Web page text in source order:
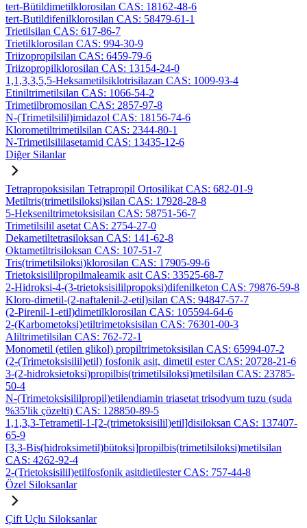
tert-Bütildimetilklorosilan CAS: 18162-48-6
tert-Butildifenilklorosilan CAS: 58479-61-1
Trietilsilan CAS: 617-86-7
Trietilklorosilan CAS: 994-30-9
Triizopropilsilan CAS: 6459-79-6
Triizopropilklorosilan CAS: 13154-24-0
1,1,3,3,5,5-Heksametilsiklotrisilazan CAS: 1009-93-4
Etiniltrimetilsilan CAS: 1066-54-2
Trimetilbromosilan CAS: 2857-97-8
N-(Trimetilsilil)imidazol CAS: 18156-74-6
Klorometiltrimetilsilan CAS: 2344-80-1
N-Trimetilsililasetamid CAS: 13435-12-6
Diğer Silanlar
Tetrapropoksisilan Tetrapropil Ortosilikat CAS: 682-01-9
Metiltris(trimetilsiloksi)silan CAS: 17928-28-8
5-Hekseniltrimetoksisilan CAS: 58751-56-7
Trimetilsilil asetat CAS: 2754-27-0
Dekametiltetrasiloksan CAS: 141-62-8
Oktametiltrisiloksan CAS: 107-51-7
Tris(trimetilsiloksi)klorosilan CAS: 17905-99-6
Trietoksisililpropilmaleamik asit CAS: 33525-68-7
2-Hidroksi-4-(3-trietoksisililpropoksi)difenilketon CAS: 79876-59-8
Kloro-dimetil-(2-naftalenil-2-etil)silan CAS: 94847-57-7
(2-Pirenil-1-etil)dimetilklorosilan CAS: 105594-64-6
2-(Karbometoksi)etiltrimetoksisilan CAS: 76301-00-3
Aliltrimetilsilan CAS: 762-72-1
Monometil (etilen glikol) propiltrimetoksisilan CAS: 65994-07-2
(2-(Trimetoksisilil)etil) fosfonik asit, dimetil ester CAS: 20728-21-6
3-(2-hidroksietoksi)propilbis(trimetilsiloksi)metilsilan CAS: 23785-
50-4
N-(Trimetoksisililpropil)etilendiamin triasetat trisodyum tuzu (suda
%35'lik çözelti) CAS: 128850-89-5
1,1,3,3-Tetrametil-1-[2-(trimetoksisilil)etil]disiloksan CAS: 137407-
65-9
[3,3-Bis(hidroksimetil)bütoksi]propilbis(trimetilsiloksi)metilsilan
CAS: 4262-92-4
2-(Trietoksisilil)etilfosfonik asitdietilester CAS: 757-44-8
Özel Siloksanlar
Çift Uçlu Siloksanlar